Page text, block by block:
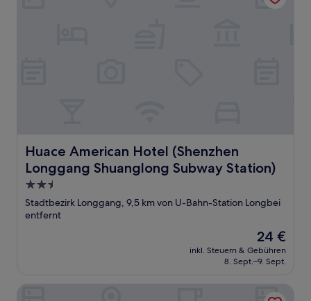
Huace American Hotel (Shenzhen
Longgang Shuanglong Subway Station)
Huace American Hotel (Shenzhen Longgang
2.5-
Sterne-
Unterkunft
Stadtbezirk Longgang, 9,5 km von U-Bahn-Station Longbei
entfernt
Der
Preis
beträgt
24 €
inkl. Steuern & Gebühren
8. Sept.–9. Sept.